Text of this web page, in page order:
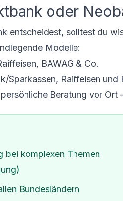
oder
entscheidest, solltest du
Modelle:
BAWAG & Co.
Sparkassen, Raiffeisen
Beratung vor
bei komplexen Themen
Bundesländern